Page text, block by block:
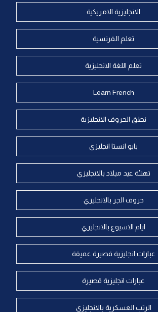
الانجليزية الامريكية
تعلم الفرنسية
تعلم اللغة الانجليزية
Learn French
نطق الحروف الانجليزية
بايو انستا انجليزي
تهنئة عيد ميلاد بالانجليزي
حروف الجر بالانجليزي
ايام الاسبوع بالانجليزي
عبارات انجليزية قصيرة عميقة
عبارات انجليزية قصيرة
الرتب العسكرية بالانجليزي